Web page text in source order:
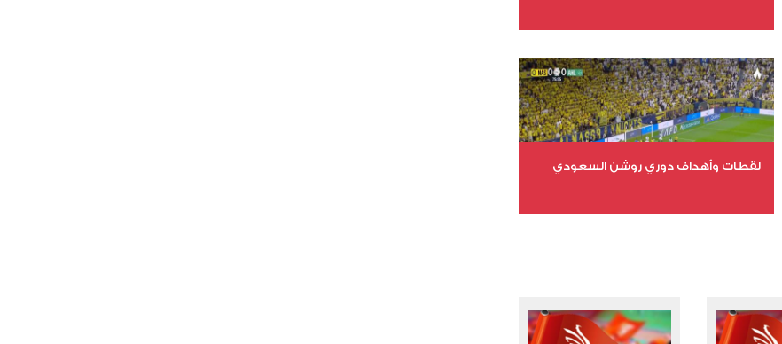
عدد المشاهدات 15670
لقطات وأهداف دوري روشن السعودي